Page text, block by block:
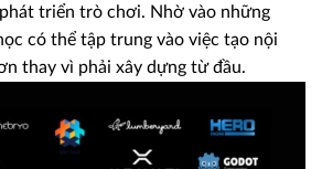
triển trò chơi. Nhờ vào những
có thể tập trung vào việc tạo nội
thay vì phải xây dựng từ đầu.